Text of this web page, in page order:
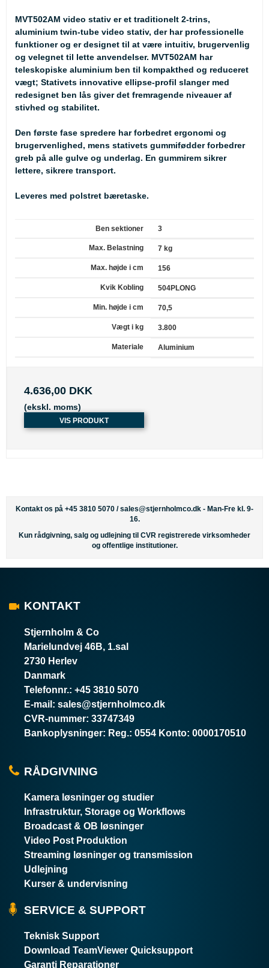
MVT502AM video stativ er et traditionelt 2-trins,
aluminium twin-tube video stativ, der har professionelle
funktioner og er designet til at være intuitiv, brugervenlig
og velegnet til lette anvendelser. MVT502AM har
teleskopiske aluminium ben til kompakthed og reduceret
vægt; Stativets innovative ellipse-profil slanger med
redesignet ben lås giver det fremragende niveauer af
stivhed og stabilitet.
Den første fase spredere har forbedret ergonomi og
brugervenlighed, mens stativets gummifødder forbedrer
greb på alle gulve og underlag. En gummirem sikrer
lettere, sikrere transport.
Leveres med polstret bæretaske.
Ben sektioner 3
Max. Belastning 7 kg
Max. højde i cm 156
Kvik Kobling 504PLONG
Min. højde i cm 70,5
Vægt i kg 3.800
Materiale Aluminium
4.636,00 DKK
(ekskl. moms)
VIS PRODUKT
Kontakt os på +45 3810 5070 /sales@stjernholmco.dk - Man-Fre kl. 9-
16.
Kun rådgivning, salg og udlejning til CVR registrerede virksomheder
og offentlige institutioner.
KONTAKT
Stjernholm & Co
Marielundvej 46B, 1.sal
2730 Herlev
Danmark
Telefonnr.: +45 3810 5070
E-mail : sales@stjernholmco.dk
CVR-nummer: 33747349
Bankoplysninger: Reg.: 0554 Konto: 0000170510
RÅDGIVNING
Kamera løsninger og studier
Infrastruktur, Storage og Workflows
Broadcast & OB løsninger
Video Post Produktion
Streaming løsninger og transmission
Udlejning
Kurser & undervisning
SERVICE & SUPPORT
Teknisk Support
Download TeamViewer Quicksupport
Garanti Reparationer